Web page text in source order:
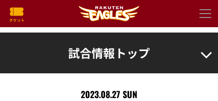
試合情報トップ
2023.08.27 SUN